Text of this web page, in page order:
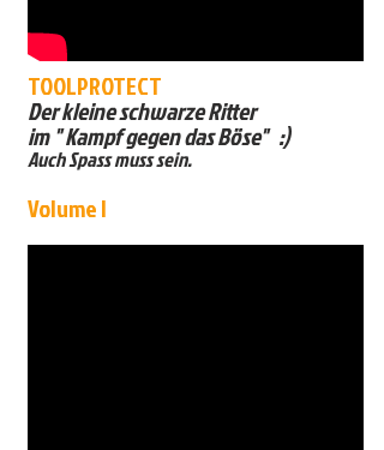
TOOLPROTECT
Der kleine schwarze Ritter
im " Kampf gegen das Böse" :)
Auch Spass muss sein.
Volume I